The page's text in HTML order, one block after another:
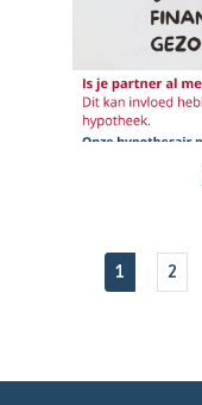
Huidige
1 2